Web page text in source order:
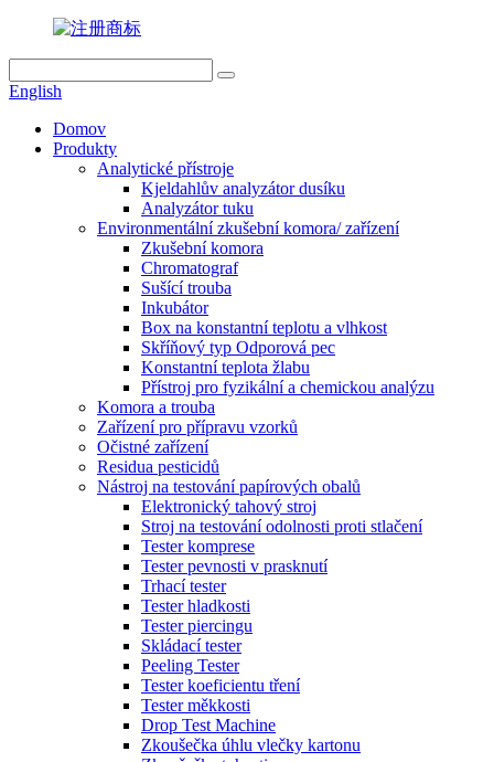
English
Domov
Produkty
Analytické přístroje
Kjeldahlův analyzátor dusíku
Analyzátor tuku
Environmentální zkušební komora/ zařízení
Zkušební komora
Chromatograf
Sušící trouba
Inkubátor
Box na konstantní teplotu a vlhkost
Skříňový typ Odporová pec
Konstantní teplota žlabu
Přístroj pro fyzikální a chemickou analýzu
Komora a trouba
Zařízení pro přípravu vzorků
Očistné zařízení
Residua pesticidů
Nástroj na testování papírových obalů
Elektronický tahový stroj
Stroj na testování odolnosti proti stlačení
Tester komprese
Tester pevnosti v prasknutí
Trhací tester
Tester hladkosti
Tester piercingu
Skládací tester
Peeling Tester
Tester koeficientu tření
Tester měkkosti
Drop Test Machine
Zkoušečka úhlu vlečky kartonu